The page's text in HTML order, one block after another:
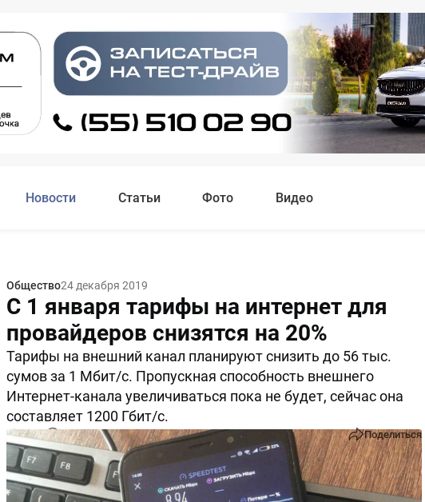
Новости Статьи Фото Видео
Общество24 декабря 2019
С 1 января тарифы на интернет для
провайдеров снизятся на 20%
Тарифы на внешний канал планируют снизить до 56 тыс.
сумов за 1 Мбит/с. Пропускная способность внешнего
Интернет-канала увеличиваться пока не будет, сейчас она
составляет 1200 Гбит/с.
9618 0 Поделиться